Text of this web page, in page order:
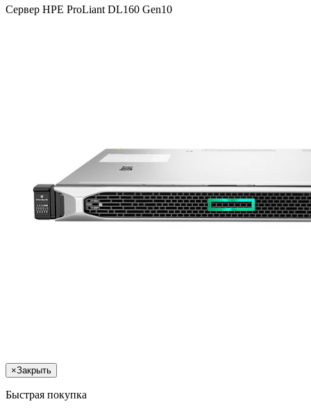
Сервер HPE ProLiant DL160 Gen10
×Закрыть
Быстрая покупка